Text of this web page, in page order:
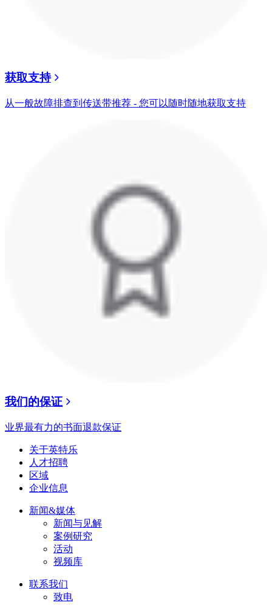
获取支持
从一般故障排查到传送带推荐 - 您可以随时随地获取支持
我们的保证
业界最有力的书面退款保证
关于英特乐
人才招聘
区域
企业信息
新闻&媒体
新闻与见解
案例研究
活动
视频库
联系我们
致电